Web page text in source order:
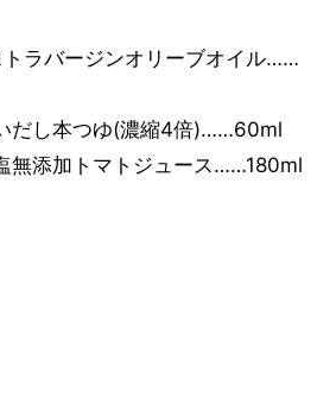
ラバージンオリーブオイル……
だし本つゆ(濃縮4倍)……60ml
無添加トマトジュース……180ml